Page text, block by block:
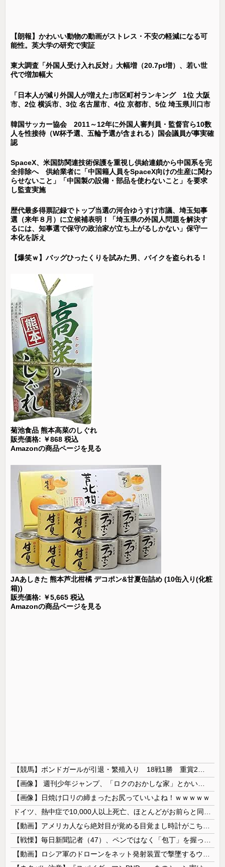
【朗報】かわいい動物の動画がストレス・不安の軽減になる可
能性。英大学の研究で実証
東大調査「外国人受け入れ反対」大幅増（20.7pt増）、若い世
代で増加幅大
「日本人が減り外国人が増えた｣市区町村ランキング 1位 大阪
市、2位 横浜市、3位 名古屋市、4位 京都市、5位 埼玉県川口市
韓国サッカー協会 2011～12年に外国人審判員・監督官ら10数
人を性接待（W杯予選、五輪予選が含まれる）国会議員が事実確
認
SpaceX、米国防関連技術保護を重視し供給連鎖から中国系を完
全排除へ 供給業者に「中国籍人員をSpaceX向けの生産に関わ
らせないこと」「中国製の設備・部品を使わないこと」を要求
し監査実施
歴代最多得票記録でトップ当選の河合ゆうすけ市議、埼玉知事
選（来年８月）に立候補表明！「埼玉県の外国人問題を解決す
るには、知事選で保守の政治家が立ち上がるしかない」保守一
本化を訴え
【爆笑ｗ】バッグひったくりを試みた男、バイクを盗られる！
菊池食品 熊本高菜のしぐれ
販売価格: ￥868 税込
Amazonの商品ページを見る
JAあしきた 熊本芦北柑橘 デコポン&甘夏缶詰め (10缶入り(化粧
箱))
販売価格: ￥5,665 税込
Amazonの商品ページを見る
【画像】日焼け口リの締まったお尻っていいよね！ｗｗｗｗｗ